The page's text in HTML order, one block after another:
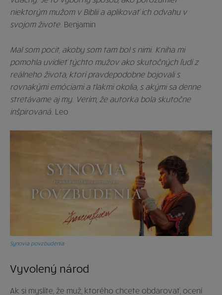
niektorým mužom v Biblii a aplikovať ich odvahu v
svojom živote. Benjamin
Mal som pocit, akoby som tam bol s nimi. Kniha mi
pomohla uvidieť týchto mužov ako skutočných ľudí z
reálneho života, ktorí pravdepodobne bojovali s
rovnakými emóciami a tlakmi okolia, s akými sa denne
stretávame aj my. Verím, že autorka bola skutočne
inšpirovaná. Leo
Synovia povzbudenia
Vyvolený národ
Ak si myslíte, že muž, ktorého chcete obdarovať, ocení